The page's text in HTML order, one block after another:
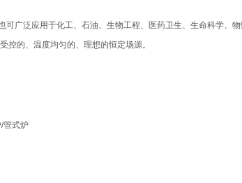
广泛应用于化工、石油、生物工程、医药卫生、生命科学、物
控的、温度均匀的、理想的恒定场源。
管式炉